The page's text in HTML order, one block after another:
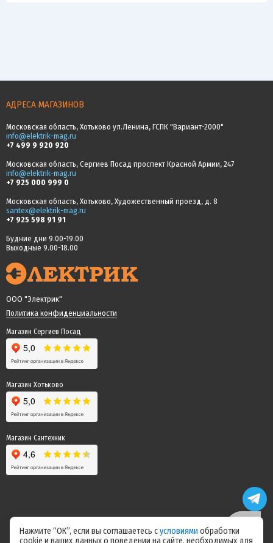
АДРЕСА МАГАЗИНОВ
Московская область, Хотьково ул.Ленина, ГСПК "Вариант-2000"
info@elektrik-mag.ru
+7 499 9 920 920
Московская область, Сергиев Посад проспект Красной Армии, 247
info@elektrik-mag.ru
+7 925 000 999 0
Московская область, Хотьково, Художественный проезд, д. 8
santex@elektrik-mag.ru
+7 925 598 91 91
Будние дни 9.00-19.00
Выходные 9.00-18.00
ООО "Электрик"
Политика конфиденциальности
Магазин Сергиев Посад
Магазин Хотьково
Магазин Сантехник
Нажмите “ОК”, если вы соглашаетесь сусловиями обработки
cookie и ваших данных о поведении на сайте, необходимых для